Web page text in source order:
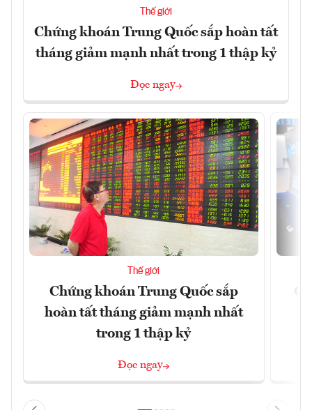
Thế giới
Chứng khoán Trung Quốc sắp hoàn tất
tháng giảm mạnh nhất trong 1 thập kỷ
Đọc ngay
Thế giới
Chứng khoán Trung Quốc sắp
hoàn tất tháng giảm mạnh nhất
trong 1 thập kỷ
Đọc ngay